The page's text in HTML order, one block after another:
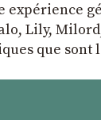
Lily,
que